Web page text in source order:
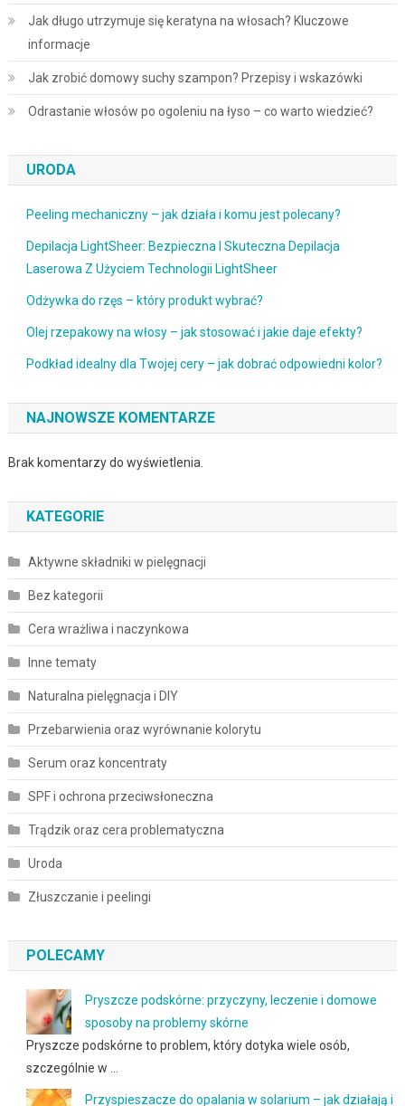
Jak długo utrzymuje się keratyna na włosach? Kluczowe
informacje
Jak zrobić domowy suchy szampon? Przepisy i wskazówki
Odrastanie włosów po ogoleniu na łyso – co warto wiedzieć?
URODA
Peeling mechaniczny – jak działa i komu jest polecany?
Depilacja LightSheer: Bezpieczna I Skuteczna Depilacja
Laserowa Z Użyciem Technologii LightSheer
Odżywka do rzęs – który produkt wybrać?
Olej rzepakowy na włosy – jak stosować i jakie daje efekty?
Podkład idealny dla Twojej cery – jak dobrać odpowiedni kolor?
NAJNOWSZE KOMENTARZE
Brak komentarzy do wyświetlenia.
KATEGORIE
Aktywne składniki w pielęgnacji
Bez kategorii
Cera wrażliwa i naczynkowa
Inne tematy
Naturalna pielęgnacja i DIY
Przebarwienia oraz wyrównanie kolorytu
Serum oraz koncentraty
SPF i ochrona przeciwsłoneczna
Trądzik oraz cera problematyczna
Uroda
Złuszczanie i peelingi
POLECAMY
Pryszcze podskórne: przyczyny, leczenie i domowe
sposoby na problemy skórne
Pryszcze podskórne to problem, który dotyka wiele osób,
szczególnie w …
Przyspieszacze do opalania w solarium – jak działają i